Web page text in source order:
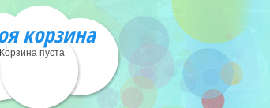
корзина
Корзина пуста